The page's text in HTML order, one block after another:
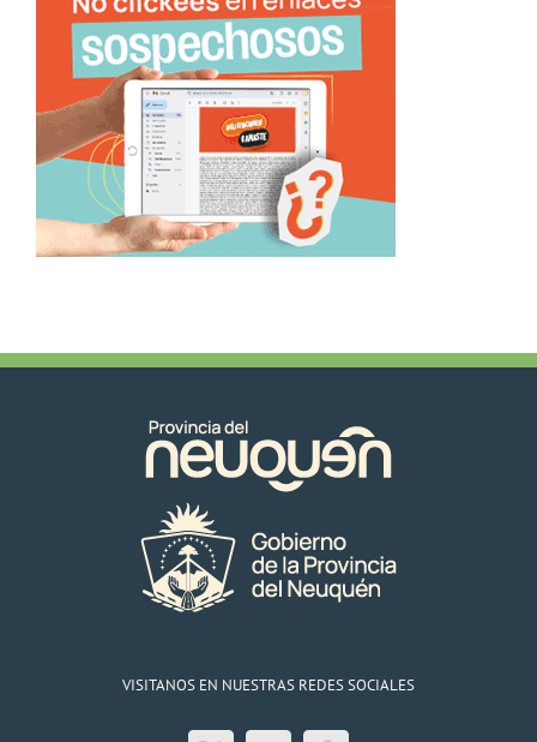
VISITANOS EN NUESTRAS REDES SOCIALES